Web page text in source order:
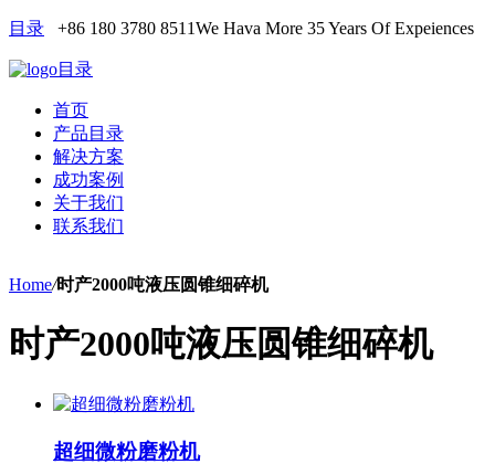
目录 +86 180 3780 8511We Hava More 35 Years Of Expeiences
目录
首页
产品目录
解决方案
成功案例
关于我们
联系我们
Home/时产2000吨液压圆锥细碎机
时产2000吨液压圆锥细碎机
超细微粉磨粉机